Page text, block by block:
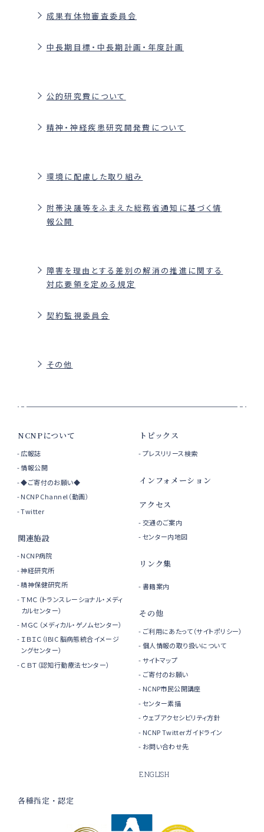
成果有体物審査委員会
中長期目標・中長期計画・年度計画
公的研究費について
精神・神経疾患研究開発費について
環境に配慮した取り組み
附帯決議等をふまえた総務省通知に基づく情
報公開
障害を理由とする差別の解消の推進に関する
対応要領を定める規定
契約監視委員会
その他
NCNPについて
広報誌
情報公開
◆ご寄付のお願い◆
NCNP Channel（動画）
Twitter
関連施設
NCNP病院
神経研究所
精神保健研究所
ＴＭＣ（トランスレーショナル・メディ
カルセンター）
ＭＧＣ（メディカル・ゲノムセンター）
ＩＢＩＣ（IBIC 脳病態統合イメージ
ングセンター）
ＣＢＴ（認知行動療法センター）
トピックス
プレスリリース検索
インフォメーション
アクセス
交通のご案内
センター内地図
リンク集
書籍案内
その他
ご利用にあたって（サイトポリシー）
個人情報の取り扱いについて
サイトマップ
ご寄付のお願い
NCNP市民公開講座
センター素描
ウェブアクセシビリティ方針
NCNP Twitterガイドライン
お問い合わせ先
ENGLISH
各種指定・認定